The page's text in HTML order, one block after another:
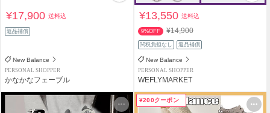
¥17,900送料込
返品補償
New Balance
PERSONAL SHOPPER
かなかなフェーブル
¥13,550送料込
9%OFF ¥14,900
関税負担なし 返品補償
New Balance
PERSONAL SHOPPER
WEFLYMARKET
¥200クーポン